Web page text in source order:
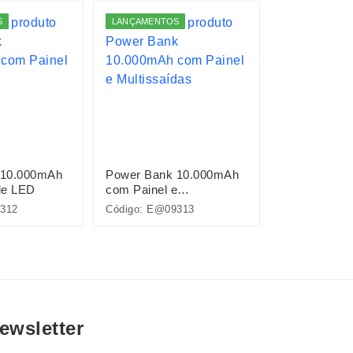
LED
LANÇAMENTOS
Power Bank 10.000mAh
com Painel e
Multissaídas
Código: E@09313